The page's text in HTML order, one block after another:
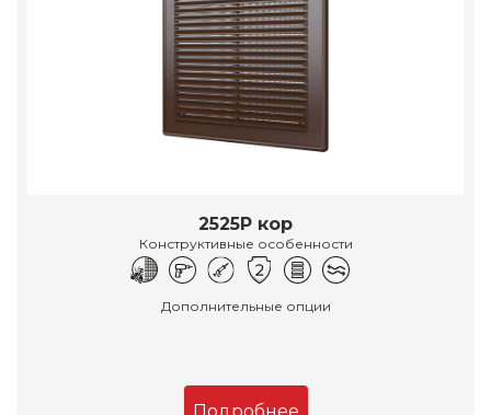
2525Р кор
Конструктивные особенности
Дополнительные опции